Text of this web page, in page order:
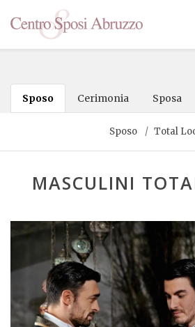
Sposo Cerimonia Sposa
Sposo Total
MASCULINI